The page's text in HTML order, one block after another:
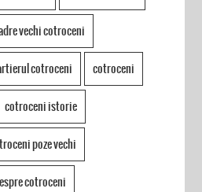
vechi cotroceni
cotroceni cotroceni
cotroceni istorie
poze vechi
cotroceni